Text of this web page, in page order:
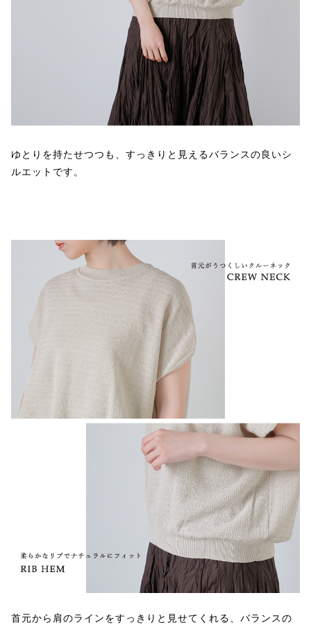
ゆとりを持たせつつも、すっきりと見えるバランスの良いシ
ルエットです。
首元から肩のラインをすっきりと見せてくれる、バランスの